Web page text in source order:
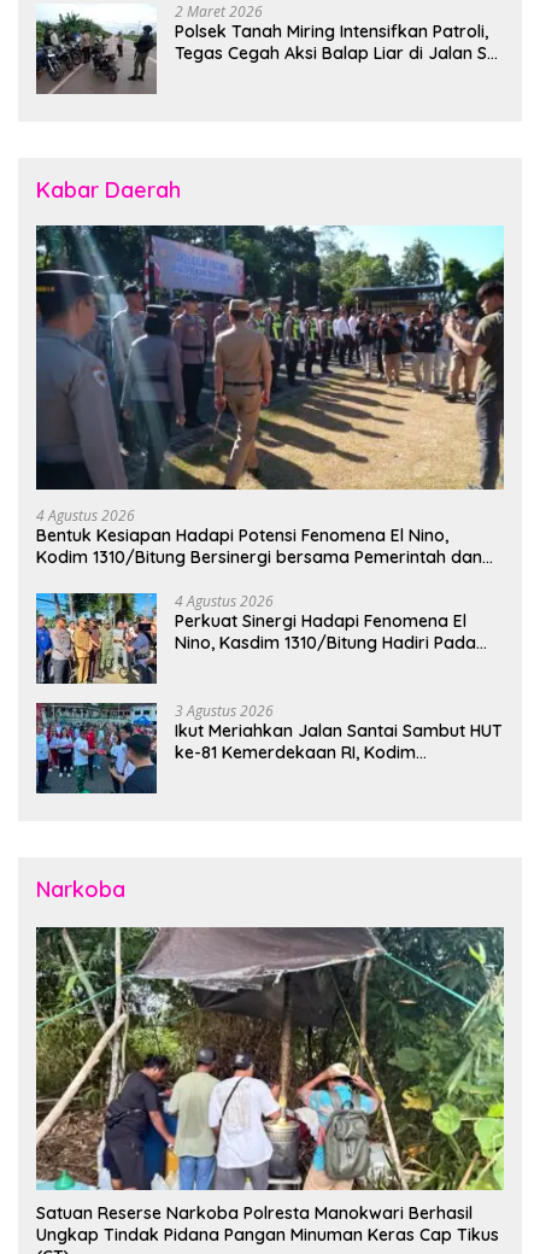
2 Maret 2026
Polsek Tanah Miring Intensifkan Patroli,
Tegas Cegah Aksi Balap Liar di Jalan SP
Kabar Daerah
4 Agustus 2026
Bentuk Kesiapan Hadapi Potensi Fenomena El Nino,
Kodim 1310/Bitung Bersinergi bersama Pemerintah dan
Bencana
4 Agustus 2026
Perkuat Sinergi Hadapi Fenomena El
Nino, Kasdim 1310/Bitung Hadiri Pada
3 Agustus 2026
Ikut Meriahkan Jalan Santai Sambut HUT
ke-81 Kemerdekaan RI, Kodim
Narkoba
Satuan Reserse Narkoba Polresta Manokwari Berhasil
Ungkap Tindak Pidana Pangan Minuman Keras Cap Tikus